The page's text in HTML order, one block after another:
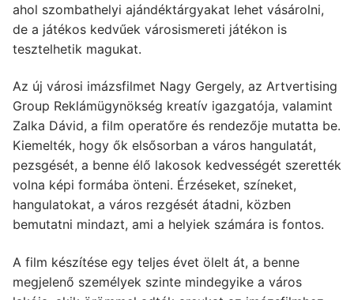
ahol szombathelyi ajándéktárgyakat lehet vásárolni,
de a játékos kedvűek városismereti játékon is
tesztelhetik magukat.
Az új városi imázsfilmet Nagy Gergely, az Artvertising
Group Reklámügynökség kreatív igazgatója, valamint
Zalka Dávid, a film operatőre és rendezője mutatta be.
Kiemelték, hogy ők elsősorban a város hangulatát,
pezsgését, a benne élő lakosok kedvességét szerették
volna képi formába önteni. Érzéseket, színeket,
hangulatokat, a város rezgését átadni, közben
bemutatni mindazt, ami a helyiek számára is fontos.
A film készítése egy teljes évet ölelt át, a benne
megjelenő személyek szinte mindegyike a város